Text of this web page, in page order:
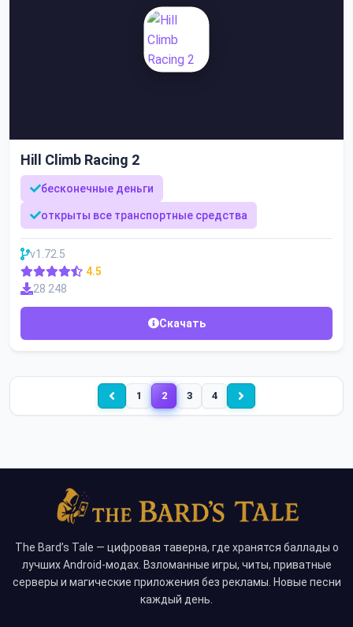
Hill Climb Racing 2
бесконечные деньги
открыты все транспортные средства
v1.72.5
4.5
28 248
Скачать
1 2 3 4
The Bard’s Tale — цифровая таверна, где хранятся баллады о
лучших Android-модах. Взломанные игры, читы, приватные
серверы и магические приложения без рекламы. Новые песни
каждый день.